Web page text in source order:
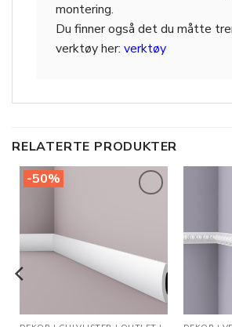
montering.
Du finner også det du måtte
verktøy her: verktøy
RELATERTE PRODUKTER
-50%